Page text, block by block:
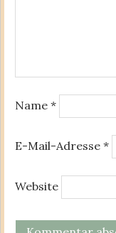
Name *
E-Mail-Adresse *
Website